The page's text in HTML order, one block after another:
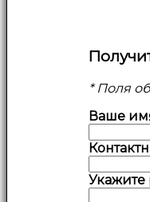
* Поля
Ваше
Укажите